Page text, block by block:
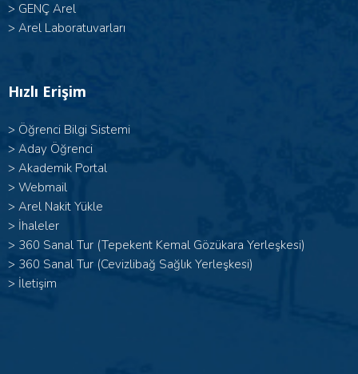
> GENÇ Arel
> Arel Laboratuvarları
Hızlı Erişim
> Öğrenci Bilgi Sistemi
> Aday Öğrenci
> Akademik Portal
> Webmail
> Arel Nakit Yükle
> İhaleler
> 360 Sanal Tur (Tepekent Kemal Gözükara Yerleşkesi)
> 360 Sanal Tur (Cevizlibağ Sağlık Yerleşkesi)
> İletişim